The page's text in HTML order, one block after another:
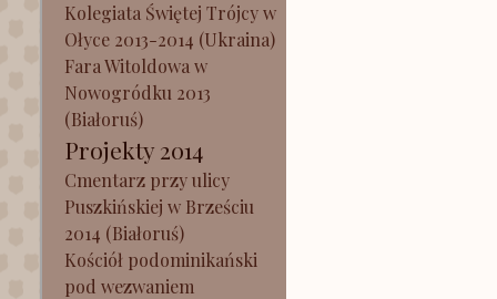
Kolegiata Świętej Trójcy w
Ołyce 2013-2014 (Ukraina)
Fara Witoldowa w
Nowogródku 2013
(Białoruś)
Projekty 2014
Cmentarz przy ulicy
Puszkińskiej w Brześciu
2014 (Białoruś)
Kościół podominikański
pod wezwaniem